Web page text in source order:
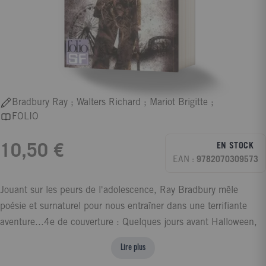
Bradbury Ray ; Walters Richard ; Mariot Brigitte ;
FOLIO
10,50 €
EN STOCK
EAN : 9782070309573
Jouant sur les peurs de l'adolescence, Ray Bradbury mêle
poésie et surnaturel pour nous entraîner dans une terrifiante
aventure...4e de couverture : Quelques jours avant Halloween,
mystérieux. Jim et Will ont entendu le chant de l'orgue et le
Lire plus